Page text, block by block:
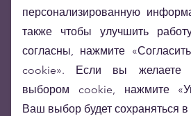
персонализированную
также чтобы улучшить
согласны, нажмите
cookie». Если вы желаете
выбором cookie, нажмите
Ваш выбор будет сохраняться в